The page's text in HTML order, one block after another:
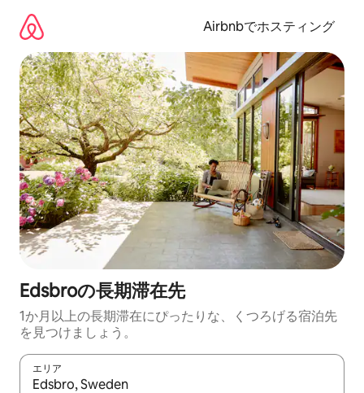
Airbnbでホスティング
Edsbroの長期滞在先
1か月以上の長期滞在にぴったりな、くつろげる宿泊先
を見つけましょう。
エリア
検索結果が表示されたら、上下の矢印キーを使って移動するか